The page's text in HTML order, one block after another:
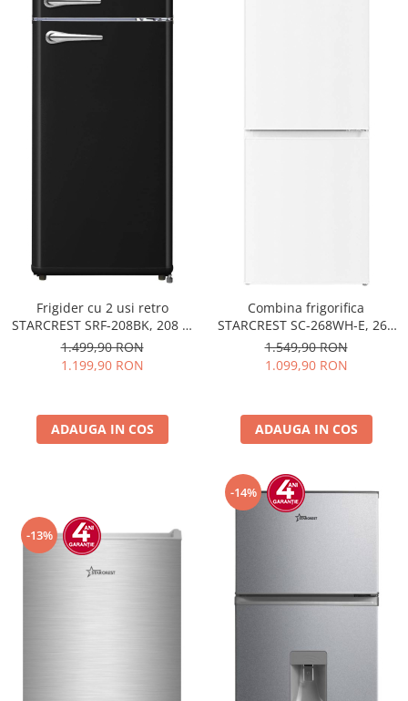
Frigider cu 2 usi retro
STARCREST SRF-208BK, 208 L,
Clasa E, Design Vintage,
Iluminare LED, Termostat
Reglabil, H 147 cm, Negru
1.499,90 RON
1.199,90 RON
ADAUGA IN COS
Combina frigorifica
STARCREST SC-268WH-E, 268
L, Clasa E, Less Frost,
Termostat reglabil, Iluminare
LED, Picioare ajustabile, Usi
1.549,90 RON
1.099,90 RON
ADAUGA IN COS
-13%
-14%